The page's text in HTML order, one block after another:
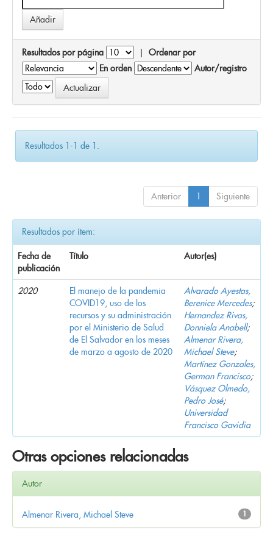
Resultados por página | Ordenar por
En orden
Autor/registro
Resultados 1-1 de 1.
Anterior 1 Siguiente
Resultados por ítem:
Fecha de
publicación
Título Autor(es)
2020
El manejo de la pandemia
COVID19, uso de los
recursos y su administración
por el Ministerio de Salud
de El Salvador en los meses
de marzo a agosto de 2020
Alvarado Ayestas,
Berenice Mercedes;
Hernandez Rivas,
Donniela Anabell;
Almenar Rivera,
Michael Steve;
Martínez Gonzales,
German Francisco;
Vásquez Olmedo,
Pedro José;
Universidad
Francisco Gavidia
Otras opciones relacionadas
Autor
1
Almenar Rivera, Michael Steve